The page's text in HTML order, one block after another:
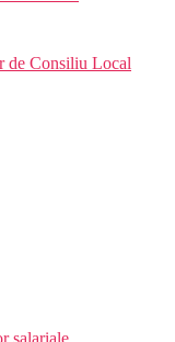
de Consiliu Local
salariale